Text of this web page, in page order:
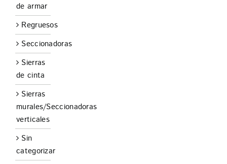
de armar
Regruesos
Seccionadoras
Sierras
de cinta
Sierras
murales/Seccionadoras
verticales
Sin
categorizar